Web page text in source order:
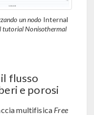
un nodo Internal
tutorial Nonisothermal
flusso
e porosi
multifisica Free